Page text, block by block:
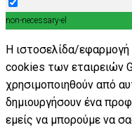
non-necessary-el
Η ιστοσελίδα/εφαρμογή
cookies των εταιρειών
χρησιμοποιηθούν από
δημιουργήσουν ένα
εμείς να μπορούμε να